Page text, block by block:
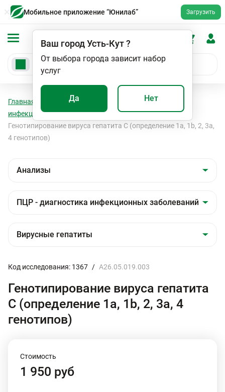
Мобильное приложение “Юнилаб” Загрузить
Ваш городУсть-Кут?
От выбора города зависит набор
услуг
Да Нет
Главная Анализы
ПЦР - диагностика
инфекционных заболеваний
Вирусные гепатиты
Генотипирование вируса гепатита С (определение 1a, 1b, 2, 3а,
4 генотипов)
Код исследования: 1367 / A26.05.019.003
Генотипирование вируса гепатита
С (определение 1a, 1b, 2, 3а, 4
генотипов)
Стоимость
1 950 руб